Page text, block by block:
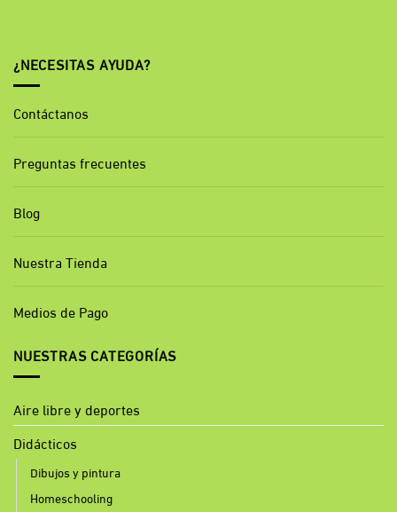
¿NECESITAS AYUDA?
Contáctanos
Preguntas frecuentes
Blog
Nuestra Tienda
Medios de Pago
NUESTRAS CATEGORÍAS
Aire libre y deportes
Didácticos
Dibujos y pintura
Homeschooling